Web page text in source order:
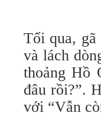
Tối qua,
và lách
thoảng Hồ
đâu rồi?”.
với “Vẫn